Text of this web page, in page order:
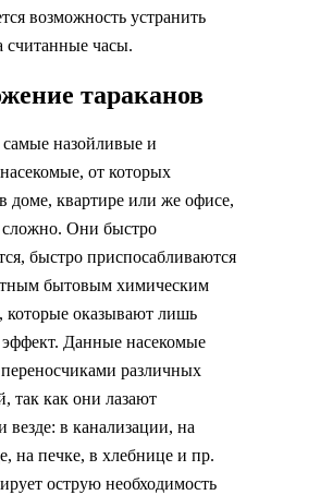
возможность устранить
считанные часы.
тараканов
назойливые и
от которых
доме, квартире или же офисе,
сложно. Они быстро
быстро приспосабливаются
бытовым химическим
которые оказывают лишь
Данные насекомые
различных
так как они лазают
везде: в канализации, на
на печке, в хлебнице и пр.
острую необходимость